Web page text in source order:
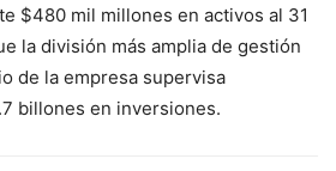
$480 mil millones en activos al 31
la división más amplia de gestión
de la empresa supervisa
billones en inversiones.